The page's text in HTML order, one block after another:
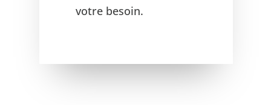
votre besoin.